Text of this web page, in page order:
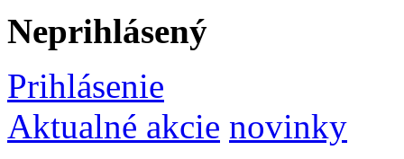
Neprihlásený
Prihlásenie
Aktualné akcie novinky